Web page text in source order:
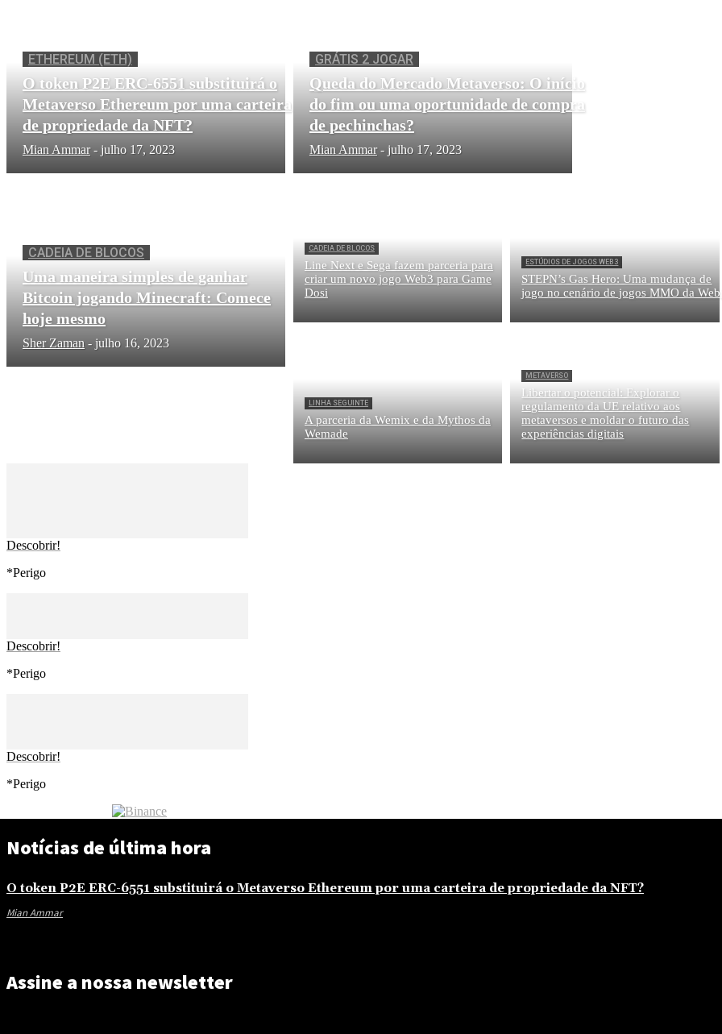
ETHEREUM (ETH)
O token P2E ERC-6551 substituirá o
Metaverso Ethereum por uma carteira
de propriedade da NFT?
Mian Ammar - julho 17, 2023
GRÁTIS 2 JOGAR
Queda do Mercado Metaverso: O início
do fim ou uma oportunidade de compra
de pechinchas?
Mian Ammar - julho 17, 2023
CADEIA DE BLOCOS
Uma maneira simples de ganhar
Bitcoin jogando Minecraft: Comece
hoje mesmo
Sher Zaman - julho 16, 2023
CADEIA DE BLOCOS
Line Next e Sega fazem parceria para
criar um novo jogo Web3 para Game
Dosi
ESTÚDIOS DE JOGOS WEB3
STEPN’s Gas Hero: Uma mudança de
jogo no cenário de jogos MMO da
LINHA SEGUINTE
A parceria da Wemix e da Mythos da
Wemade
METAVERSO
Libertar o potencial: Explorar o
regulamento da UE relativo aos
metaversos e moldar o futuro das
experiências digitais
Descobrir!
*Perigo
Descobrir!
*Perigo
Descobrir!
*Perigo
Notícias de última hora
O token P2E ERC-6551 substituirá o Metaverso Ethereum por uma carteira de propriedade da NFT?
Mian Ammar
Assine a nossa newsletter